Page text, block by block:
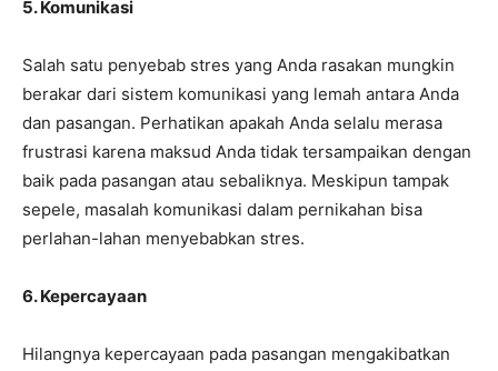
5. Komunikasi
Salah satu penyebab stres yang Anda rasakan mungkin
berakar dari sistem komunikasi yang lemah antara Anda
dan pasangan. Perhatikan apakah Anda selalu merasa
frustrasi karena maksud Anda tidak tersampaikan dengan
baik pada pasangan atau sebaliknya. Meskipun tampak
sepele, masalah komunikasi dalam pernikahan bisa
perlahan-lahan menyebabkan stres.
6. Kepercayaan
Hilangnya kepercayaan pada pasangan mengakibatkan